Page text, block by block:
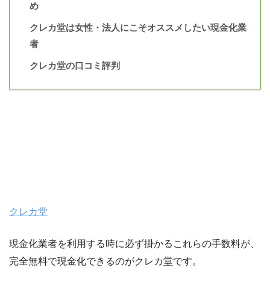
め
クレカ堂は女性・法人にこそオススメしたい現金化業
者
クレカ堂の口コミ評判
クレカ堂
現金化業者を利用する時に必ず掛かるこれらの手数料が、
完全無料で現金化できるのがクレカ堂です。